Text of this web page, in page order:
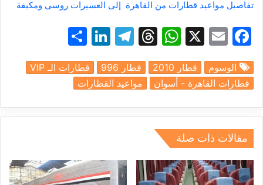
تفاصيل مواعيد قطارات من القاهرة إلى العسيرات روسى ومكيفة
F
c
e
b
o
o
k
E
ai
l
X
W
at
s
A
p
T
e
a
d
T
e
gr
a
Li
k
e
dI
ar
الوسوم قطار 2010 قطار 996
قطارات الـ VIP
قطارات القاهرة - أسوان
مواعيد القطارات
مقالات ذات صلة